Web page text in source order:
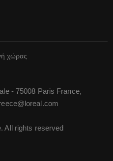
χώρας
- 75008 Paris France,
All rights reserved